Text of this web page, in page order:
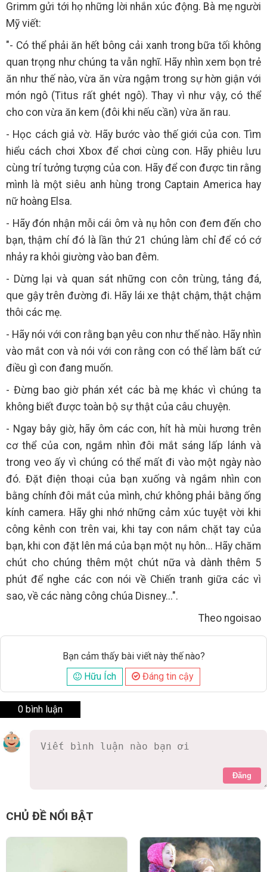
Grimm gửi tới họ những lời nhắn xúc động. Bà mẹ người
Mỹ viết:
"- Có thể phải ăn hết bông cải xanh trong bữa tối không
quan trọng như chúng ta vẫn nghĩ. Hãy nhìn xem bọn trẻ
ăn như thế nào, vừa ăn vừa ngậm trong sự hờn giận với
món ngô (Titus rất ghét ngô). Thay vì như vậy, có thể
cho con vừa ăn kem (đôi khi nếu cần) vừa ăn rau.
- Học cách giả vờ. Hãy bước vào thế giới của con. Tìm
hiểu cách chơi Xbox để chơi cùng con. Hãy phiêu lưu
cùng trí tưởng tượng của con. Hãy để con được tin rằng
mình là một siêu anh hùng trong Captain America hay
nữ hoàng Elsa.
- Hãy đón nhận mỗi cái ôm và nụ hôn con đem đến cho
bạn, thậm chí đó là lần thứ 21 chúng làm chỉ để có cớ
nhảy ra khỏi giường vào ban đêm.
- Dừng lại và quan sát những con côn trùng, tảng đá,
que gậy trên đường đi. Hãy lái xe thật chậm, thật chậm
thôi các mẹ.
- Hãy nói với con rằng bạn yêu con như thế nào. Hãy nhìn
vào mắt con và nói với con rằng con có thể làm bất cứ
điều gì con đang muốn.
- Đừng bao giờ phán xét các bà mẹ khác vì chúng ta
không biết được toàn bộ sự thật của câu chuyện.
- Ngay bây giờ, hãy ôm các con, hít hà mùi hương trên
cơ thể của con, ngắm nhìn đôi mắt sáng lấp lánh và
trong veo ấy vì chúng có thể mất đi vào một ngày nào
đó. Đặt điện thoại của bạn xuống và ngắm nhìn con
bằng chính đôi mắt của mình, chứ không phải bằng ống
kính camera. Hãy ghi nhớ những cảm xúc tuyệt vời khi
công kênh con trên vai, khi tay con nắm chặt tay của
bạn, khi con đặt lên má của bạn một nụ hôn... Hãy chăm
chút cho chúng thêm một chút nữa và dành thêm 5
phút để nghe các con nói về Chiến tranh giữa các vì
sao, về các nàng công chúa Disney...".
Theo ngoisao
Bạn cảm thấy bài viết này thế nào?
Hữu Ích
Đáng tin cậy
0 bình luận
Đăng
CHỦ ĐỀ NỔI BẬT